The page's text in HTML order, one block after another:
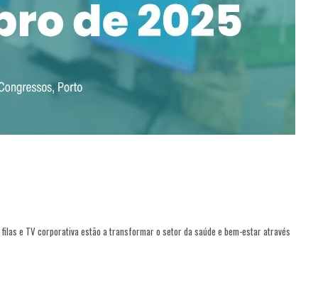
e TV corporativa estão a transformar o setor da saúde e bem-estar através